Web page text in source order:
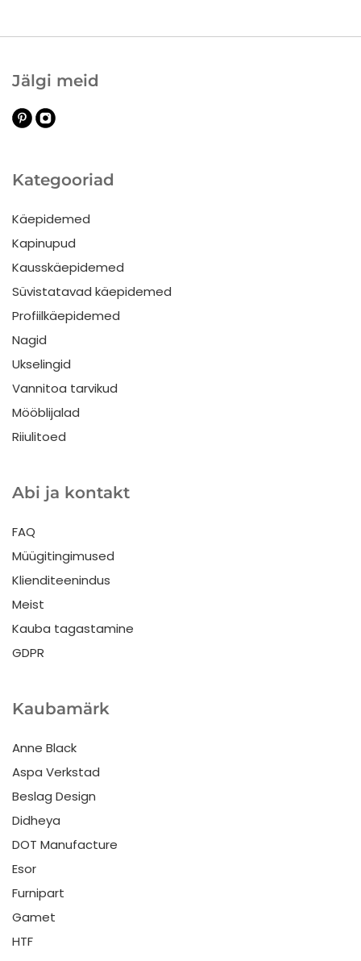
Kategooriad
Käepidemed
Kapinupud
Kausskäepidemed
Süvistatavad käepidemed
Profiilkäepidemed
Nagid
Ukselingid
Vannitoa tarvikud
Mööblijalad
Riiulitoed
Abi ja kontakt
FAQ
Müügitingimused
Klienditeenindus
Meist
Kauba tagastamine
GDPR
Kaubamärk
Anne Black
Aspa Verkstad
Beslag Design
Didheya
DOT Manufacture
Esor
Furnipart
Gamet
HTF
Jälgi meid